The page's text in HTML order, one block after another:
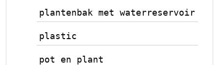
plantenbak met waterreservoir
plastic
pot en plant